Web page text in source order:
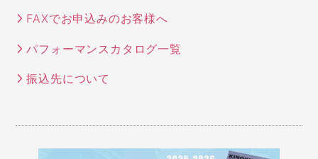
FAXでお申込みのお客様へ
パフォーマンスカタログ一覧
振込先について